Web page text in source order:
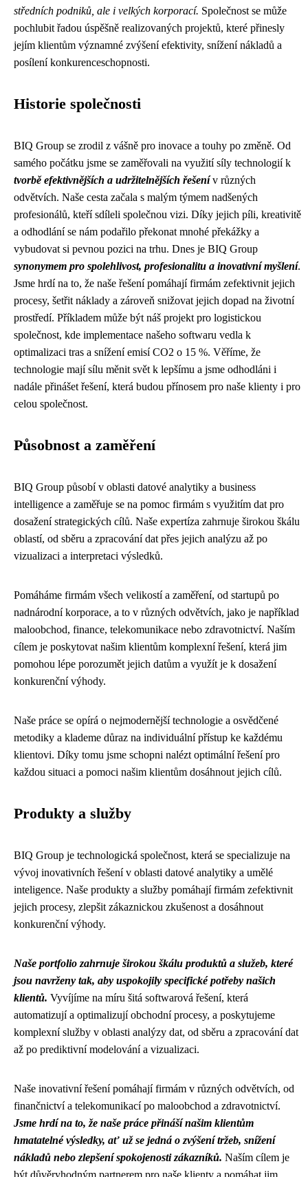
středních podniků, ale i velkých korporací. Společnost se může
pochlubit řadou úspěšně realizovaných projektů, které přinesly
jejím klientům významné zvýšení efektivity, snížení nákladů a
posílení konkurenceschopnosti.
Historie společnosti
BIQ Group se zrodil z vášně pro inovace a touhy po změně. Od
samého počátku jsme se zaměřovali na využití síly technologií k
tvorbě efektivnějších a udržitelnějších řešenív různých
odvětvích. Naše cesta začala s malým týmem nadšených
profesionálů, kteří sdíleli společnou vizi. Díky jejich píli, kreativitě
a odhodlání se nám podařilo překonat mnohé překážky a
vybudovat si pevnou pozici na trhu. Dnes je BIQ Group
synonymem pro spolehlivost, profesionalitu a inovativní myšlení.
Jsme hrdí na to, že naše řešení pomáhají firmám zefektivnit jejich
procesy, šetřit náklady a zároveň snižovat jejich dopad na životní
prostředí. Příkladem může být náš projekt pro logistickou
společnost, kde implementace našeho softwaru vedla k
optimalizaci tras a snížení emisí CO2 o 15 %. Věříme, že
technologie mají sílu měnit svět k lepšímu a jsme odhodláni i
nadále přinášet řešení, která budou přínosem pro naše klienty i pro
celou společnost.
Působnost a zaměření
BIQ Group působí v oblasti datové analytiky a business
intelligence a zaměřuje se na pomoc firmám s využitím dat pro
dosažení strategických cílů. Naše expertíza zahrnuje širokou škálu
oblastí, od sběru a zpracování dat přes jejich analýzu až po
vizualizaci a interpretaci výsledků.
Pomáháme firmám všech velikostí a zaměření, od startupů po
nadnárodní korporace, a to v různých odvětvích, jako je například
maloobchod, finance, telekomunikace nebo zdravotnictví. Naším
cílem je poskytovat našim klientům komplexní řešení, která jim
pomohou lépe porozumět jejich datům a využít je k dosažení
konkurenční výhody.
Naše práce se opírá o nejmodernější technologie a osvědčené
metodiky a klademe důraz na individuální přístup ke každému
klientovi. Díky tomu jsme schopni nalézt optimální řešení pro
každou situaci a pomoci našim klientům dosáhnout jejich cílů.
Produkty a služby
BIQ Group je technologická společnost, která se specializuje na
vývoj inovativních řešení v oblasti datové analytiky a umělé
inteligence. Naše produkty a služby pomáhají firmám zefektivnit
jejich procesy, zlepšit zákaznickou zkušenost a dosáhnout
konkurenční výhody.
Naše portfolio zahrnuje širokou škálu produktů a služeb, které
jsou navrženy tak, aby uspokojily specifické potřeby našich
klientů. Vyvíjíme na míru šitá softwarová řešení, která
automatizují a optimalizují obchodní procesy, a poskytujeme
komplexní služby v oblasti analýzy dat, od sběru a zpracování dat
až po prediktivní modelování a vizualizaci.
Naše inovativní řešení pomáhají firmám v různých odvětvích, od
finančnictví a telekomunikací po maloobchod a zdravotnictví.
Jsme hrdí na to, že naše práce přináší našim klientům
hmatatelné výsledky, ať už se jedná o zvýšení tržeb, snížení
nákladů nebo zlepšení spokojenosti zákazníků. Naším cílem je
být důvěryhodným partnerem pro naše klienty a pomáhat jim